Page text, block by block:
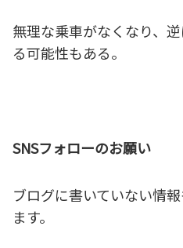
無理な乗車がなくなり、
る可能性もある。
SNSフォローのお願い
ブログに書いていない情
ます。